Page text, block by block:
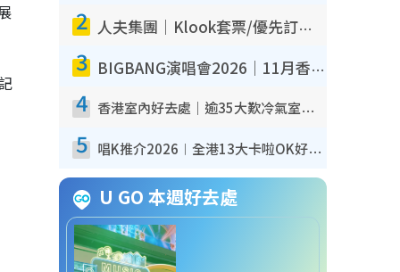
2 人夫集團｜Klook套票/優先訂票/公開發售搶飛攻略！附票價.購票連結.場地座位表
3 BIGBANG演唱會2026｜11月香港啟德開3場！實名制VIP申請、優先購票攻略
4 香港室內好去處｜逾35大歎冷氣室內好去處推介 室內活動免費避雨無懼落雨
5 唱K推介2026︱全港13大卡啦OK好去處！最平$36起 日文K都有！(附地址+收費詳情)
U GO 本週好去處